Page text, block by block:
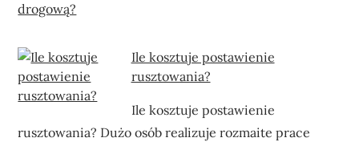
drogową?
Ile kosztuje postawienie
rusztowania?
Ile kosztuje postawienie
rusztowania? Dużo osób realizuje rozmaite prace